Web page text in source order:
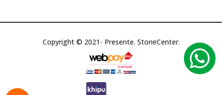
Copyright © 2021- Presente. StoneCenter.